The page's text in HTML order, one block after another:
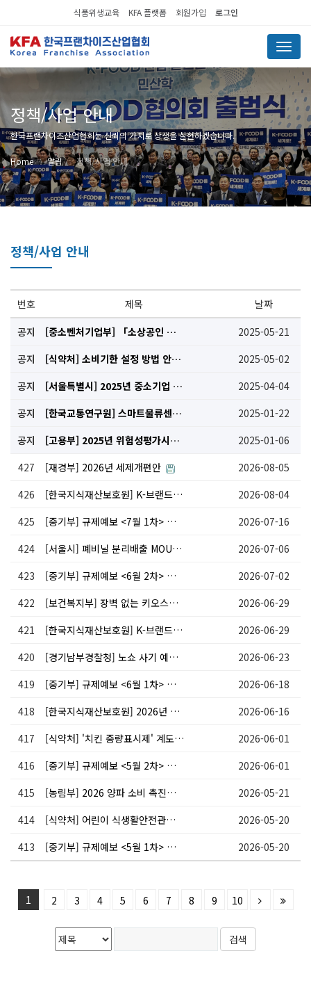
식품위생교육 KFA 플랫폼 회원가입 로그인
Menu
정책/사업 안내
한국프랜차이즈산업협회는 신뢰의 가치로 상생을 실현하겠습니다.
Home 알림 정책/사업 안내
정책/사업 안내
번호 제목
날짜
공지
[중소벤처기업부] 「소상공인 배달·택배비 지원사업」시행 수정공고 안내
2025-05-21
공지
[식약처] 소비기한 설정 방법 안내
2025-05-02
공지
[서울특별시] 2025년 중소기업 워라밸 포인트제 참여기업 모집 안내
2025-04-04
공지
[한국교통연구원] 스마트물류센터 인증 및 예비인증 모집 공고 안내(1.17~)
2025-01-22
공지
[고용부] 2025년 위험성평가시스템(KRAS) 서비스 개편 이용 안내(1.2~)
2025-01-06
427
[재경부] 2026년 세제개편안
2026-08-05
426
[한국지식재산보호원] K-브랜드 해외 상표권 보호 라이선싱 전략 지원사업 안내(~8/21)
2026-08-04
425
[중기부] 규제예보 <7월 1차> 중소기업, 소상공인 등 관련 규제 29건
2026-07-16
424
[서울시] 폐비닐 분리배출 MOU 참여기업 모집 안내(~7.16)
2026-07-06
423
[중기부] 규제예보 <6월 2차> 중소기업, 소상공인 등 관련 규제 21건
2026-07-02
422
[보건복지부] 장벽 없는 키오스크(배리어프리) 설치 의무 및 예외대상 가이드라인 배포
2026-06-29
421
[한국지식재산보호원] K-브랜드 보호 찐크크 챌린지 공모전(~8/7)
2026-06-29
420
[경기남부경찰청] 노쇼 사기 예방 포스터 배부
2026-06-23
419
[중기부] 규제예보 <6월 1차> 중소기업, 소상공인 등 관련 규제 38건
2026-06-18
418
[한국지식재산보호원] 2026년 K-브랜드분쟁 대응전략 지원사업 (해외출원지원)(~6/22)
2026-06-16
417
[식약처] '치킨 중량표시제' 계도기간 종료 및 지도 점검 안내
2026-06-01
416
[중기부] 규제예보 <5월 2차> 중소기업, 소상공인 등 관련 규제 38건
2026-06-01
415
[농림부] 2026 양파 소비 촉진을 위한 대국민 숏폼 영상 공모전 안내
2026-05-21
414
[식약처] 어린이 식생활안전관리 특별법 시행령 일부개정령안 의견요청
2026-05-20
413
[중기부] 규제예보 <5월 1차> 중소기업, 소상공인 등 관련 규제 25건 2026-05-20
1 2 3 4 5 6 7 8 9 10